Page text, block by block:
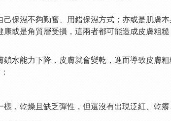
保濕不夠勤奮、用錯保濕方式；亦或是肌膚
康或是角質層受損，這兩者都可能造成皮膚
水能力下降，皮膚就會變乾，進而導致皮膚
，乾燥且缺乏彈性，但還沒有出現泛紅、乾癢